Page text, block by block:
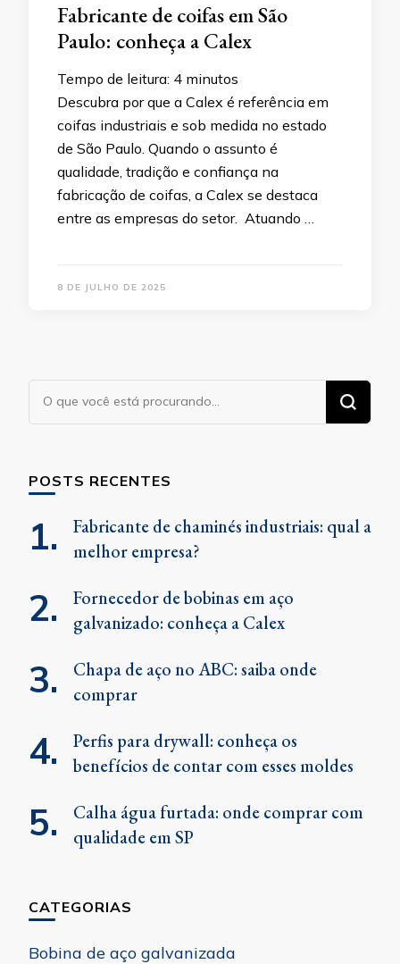
Fabricante de coifas em São
Paulo: conheça a Calex
Tempo de leitura: 4 minutos
Descubra por que a Calex é referência em
coifas industriais e sob medida no estado
de São Paulo. Quando o assunto é
qualidade, tradição e confiança na
fabricação de coifas, a Calex se destaca
entre as empresas do setor. Atuando …
8 DE JULHO DE 2025
Procurando
algo?
POSTS RECENTES
Fabricante de chaminés industriais: qual a
melhor empresa?
Fornecedor de bobinas em aço
galvanizado: conheça a Calex
Chapa de aço no ABC: saiba onde
comprar
Perfis para drywall: conheça os
benefícios de contar com esses moldes
Calha água furtada: onde comprar com
qualidade em SP
CATEGORIAS
Bobina de aço galvanizada